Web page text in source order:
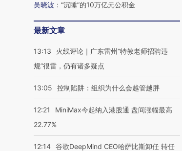
吴晓波 ： “沉睡”的10万亿元公积金
最新文章
13:13
火线评论｜广东雷州“特教老师招聘违
规”很雷，仍有诸多疑点
13:05 控制陷阱：组织为什么会越管越胖
12:21
MiniMax今起纳入港股通 盘间涨幅最高
22.77%
12:14 谷歌DeepMind CEO哈萨比斯卸任 转任